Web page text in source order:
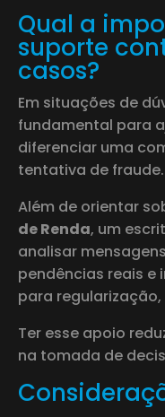
Qual a
suporte
casos?
Em situações de
fundamental para
diferenciar uma
tentativa de fraude.
Além de orientar
de Renda, um
analisar
pendências reais e
para
Ter esse apoio
na tomada de